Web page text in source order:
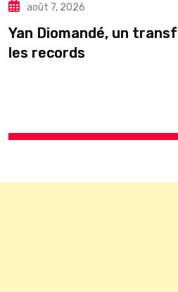
août 7, 2026
Yan Diomandé, un
les records